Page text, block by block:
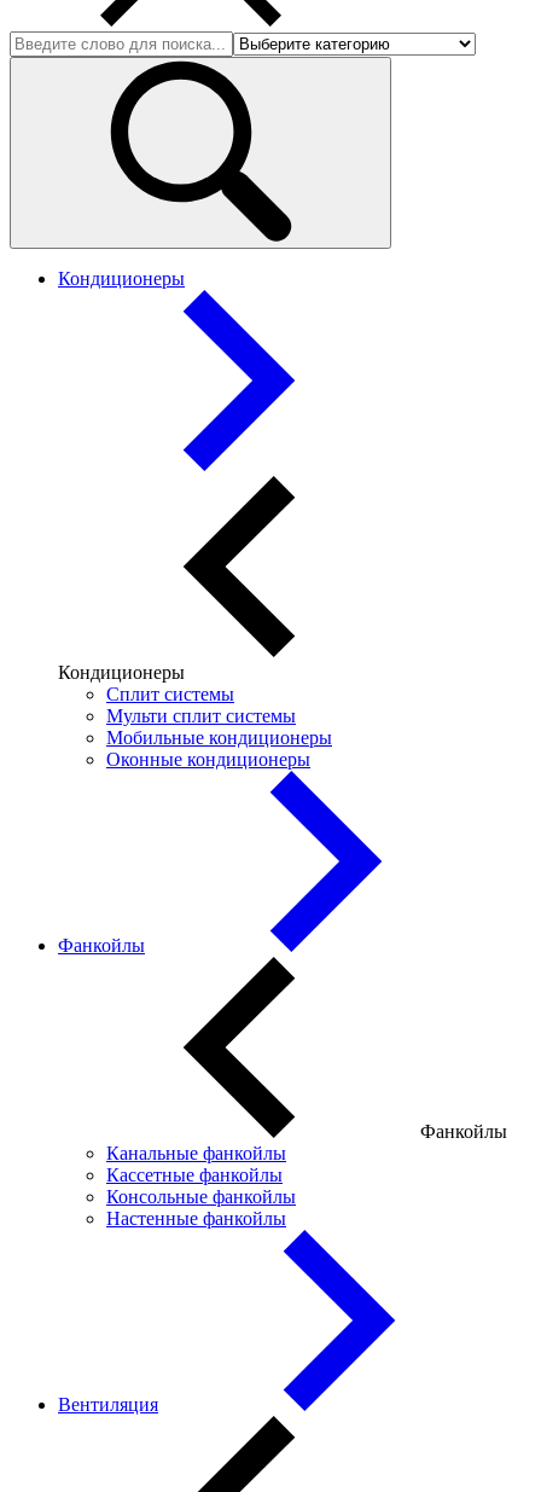
Кондиционеры
Кондиционеры
Сплит системы
Мульти сплит системы
Мобильные кондиционеры
Оконные кондиционеры
Фанкойлы
Фанкойлы
Канальные фанкойлы
Кассетные фанкойлы
Консольные фанкойлы
Настенные фанкойлы
Вентиляция